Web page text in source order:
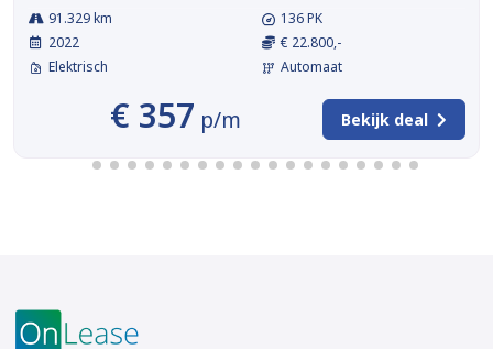
91.329 km
2022
Elektrisch
136 PK
€ 22.800,-
Automaat
€ 357 p/m Bekijk deal